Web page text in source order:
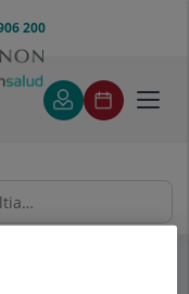
200